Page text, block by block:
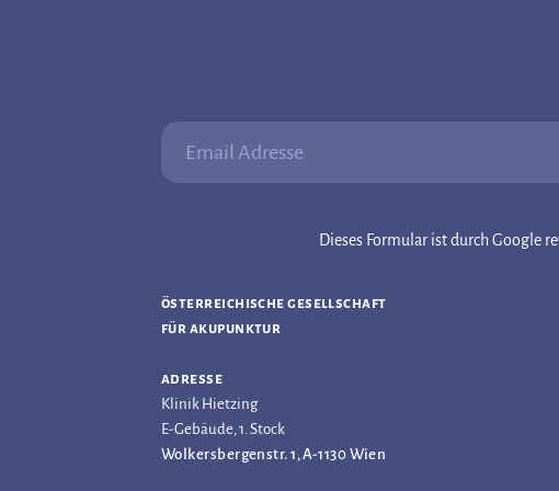
Email Adresse:
Dieses Formular ist durch Google
österreichische gesellschaft
für akupunktur
adresse
Klinik Hietzing
E-Gebäude, 1. Stock
Wolkersbergenstr. 1, A-1130 Wien